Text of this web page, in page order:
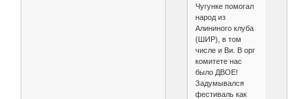
Чугунке помогал
народ из
Алининого клуба
(ШИР), в том
числе и Ви. В орг
комитете нас
было ДВОЕ!
Задумывался
фестиваль как